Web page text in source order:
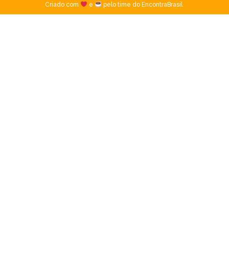
Criado com
e pelo time do EncontraBrasil